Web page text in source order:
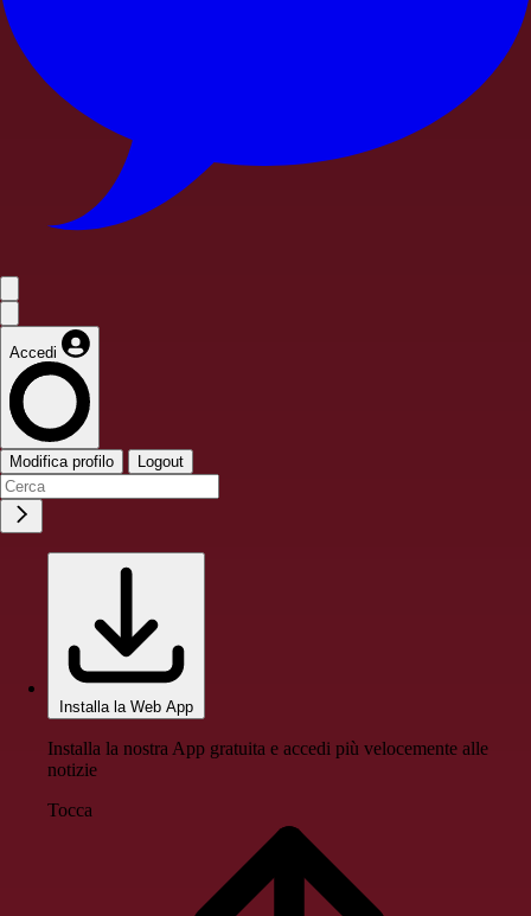
Accedi
Modifica profilo Logout
Installa la Web App
Installa la nostra App gratuita e accedi più velocemente alle
notizie
Tocca